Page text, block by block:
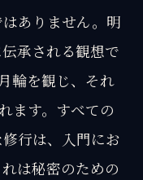
ありません。明
承される観想で
輪を観じ、それ
ます。すべての
行は、入門にお
は秘密のための